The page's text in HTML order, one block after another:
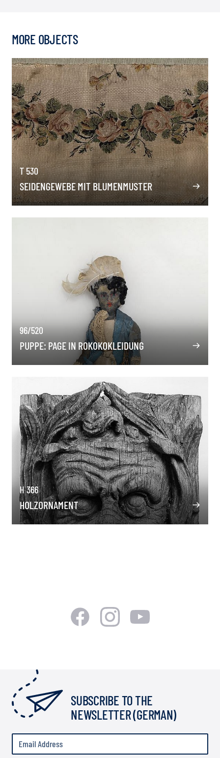
MORE OBJECTS
T 530
SEIDENGEWEBE MIT BLUMENMUSTER
96/520
PUPPE: PAGE IN ROKOKOKLEIDUNG
H 366
HOLZORNAMENT
SUBSCRIBE TO THE
NEWSLETTER (GERMAN)